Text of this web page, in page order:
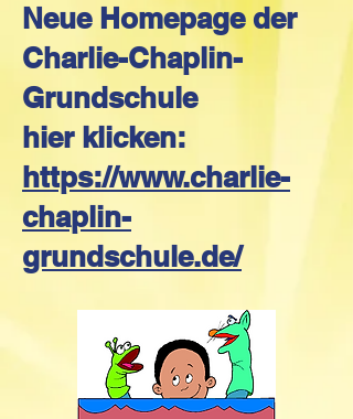
Neue Homepage der
Charlie-Chaplin-
Grundschule
hier klicken:
https://www.charlie-
chaplin-
grundschule.de/